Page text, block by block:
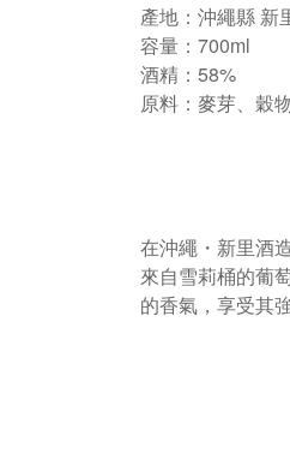
產地：沖繩縣 新
容量：700ml
酒精：58%
原料：麥芽、穀
在沖繩・新里酒
來自雪莉桶的葡
的香氣，享受其